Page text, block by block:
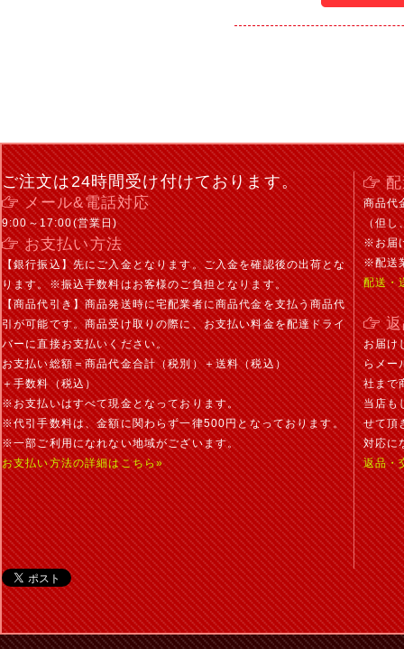
ご注文は24時間受け付けております。
メール&電話対応
9:00～17:00(営業日)
お支払い方法
【銀行振込】先にご入金となります。ご入金を確認後の出荷とな
ります。※振込手数料はお客様のご負担となります。
【商品代引き】商品発送時に宅配業者に商品代金を支払う商品代
引が可能です。商品受け取りの際に、お支払い料金を配達ドライ
バーに直接お支払いください。
お支払い総額＝商品代金合計（税別）＋送料（税込）
＋手数料（税込）
※お支払いはすべて現金となっております。
※代引手数料は、金額に関わらず一律500円となっております。
※一部ご利用になれない地域がございます。
お支払い方法の詳細はこちら»
商品代
（但し
※お届
※配送
配送・
お届け
らメー
社まで
当店も
せて頂
対応に
返品・